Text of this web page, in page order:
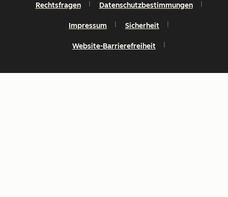
Rechtsfragen Datenschutzbestimmungen
Impressum Sicherheit
Website-Barrierefreiheit